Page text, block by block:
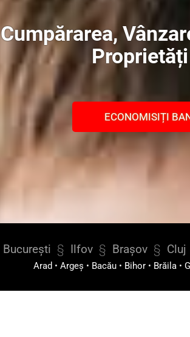
Cumpărarea,
ECONOMISIȚI
București § Ilfov § Brașov § Cluj
Arad • Argeș • Bacău• Bihor• Brăila•